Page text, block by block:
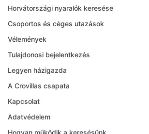
Horvátországi nyaralók keresése
Csoportos és céges utazások
Vélemények
Tulajdonosi bejelentkezés
Legyen házigazda
A Crovillas csapata
Kapcsolat
Adatvédelem
Hogyan működik a keresésünk